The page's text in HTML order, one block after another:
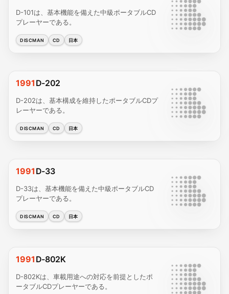
D-101は、基本機能を備えた中級ポータブルCD
プレーヤーである。
DISCMAN CD 日本
1991 D-202
D-202は、基本構成を維持したポータブルCDプ
レーヤーである。
DISCMAN CD 日本
1991 D-33
D-33は、基本機能を備えた中級ポータブルCD
プレーヤーである。
DISCMAN CD 日本
1991 D-802K
D-802Kは、車載用途への対応を前提としたポ
ータブルCDプレーヤーである。